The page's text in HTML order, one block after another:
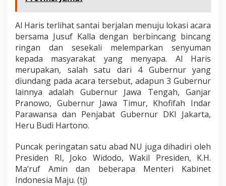
Al Haris terlihat santai berjalan menuju lokasi acara
bersama Jusuf Kalla dengan berbincang bincang
ringan dan sesekali melemparkan senyuman
kepada masyarakat yang menyapa. Al Haris
merupakan, salah satu dari 4 Gubernur yang
diundang pada acara tersebut, adapun 3 Gubernur
lainnya adalah Gubernur Jawa Tengah, Ganjar
Pranowo, Gubernur Jawa Timur, Khofifah Indar
Parawansa dan Penjabat Gubernur DKI Jakarta,
Heru Budi Hartono.
Puncak peringatan satu abad NU juga dihadiri oleh
Presiden RI, Joko Widodo, Wakil Presiden, K.H.
Ma’ruf Amin dan beberapa Menteri Kabinet
Indonesia Maju. (tj)